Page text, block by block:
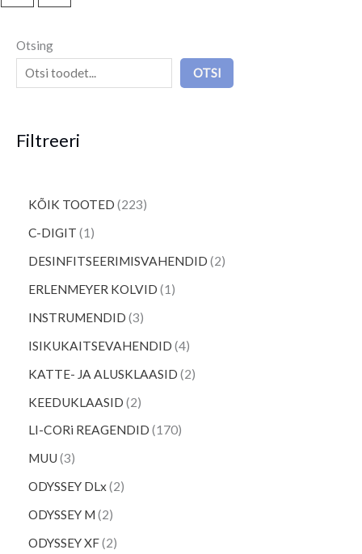
Otsing
OTSI
Filtreeri
KÕIK TOOTED 223
C-DIGIT 1
DESINFITSEERIMISVAHENDID 2
ERLENMEYER KOLVID 1
INSTRUMENDID 3
ISIKUKAITSEVAHENDID 4
KATTE- JA ALUSKLAASID 2
KEEDUKLAASID 2
LI-CORi REAGENDID 170
MUU 3
ODYSSEY DLx 2
ODYSSEY M 2
ODYSSEY XF 2